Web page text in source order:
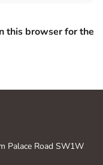
this browser for the
Palace Road SW1W